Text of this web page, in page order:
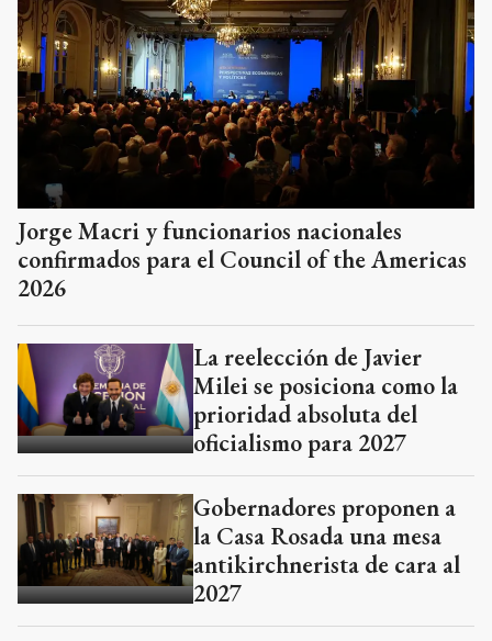
Jorge Macri y funcionarios nacionales
confirmados para el Council of the Americas
2026
La reelección de Javier
Milei se posiciona como la
prioridad absoluta del
oficialismo para 2027
Gobernadores proponen a
la Casa Rosada una mesa
antikirchnerista de cara al
2027